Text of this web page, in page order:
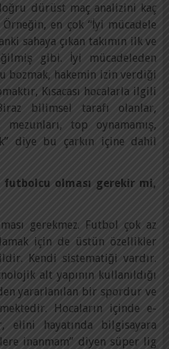
dürüst maç analizini kaç
en çok “İyi mücadele
sahaya çıkan takımın ilk ve
gibi. İyi mücadeleden
bozmak, hakemin izin verdiği
Kısacası hocalarla ilgili
bilimsel tarafı olanlar,
top oynamamış,
diye bu çarkın içine dahil
futbolcu olması gerekir mi,
gerekmez. Futbol çok az
için de üstün özellikler
Kendi sistematiği vardır.
alt yapının kullanıldığı
yararlanılan bir spordur ve
Hocaların içinde e-
elini hayatında bilgisayara
inanmam” diyen süper lig